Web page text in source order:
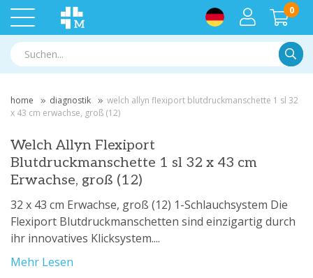
0
home diagnostik
welch allyn flexiport blutdruckmanschette 1 sl 32
x 43 cm erwachse, groß (12)
Welch Allyn Flexiport
Blutdruckmanschette 1 sl 32 x 43 cm
Erwachse, groß (12)
32 x 43 cm Erwachse, groß (12) 1-Schlauchsystem Die
Flexiport Blutdruckmanschetten sind einzigartig durch
ihr innovatives Klicksystem....
Mehr Lesen